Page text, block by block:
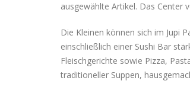
ausgewählte Artikel. Das Center
Die Kleinen können sich im Jupi
einschließlich einer Sushi Bar
Fleischgerichte sowie Pizza,
traditioneller Suppen,